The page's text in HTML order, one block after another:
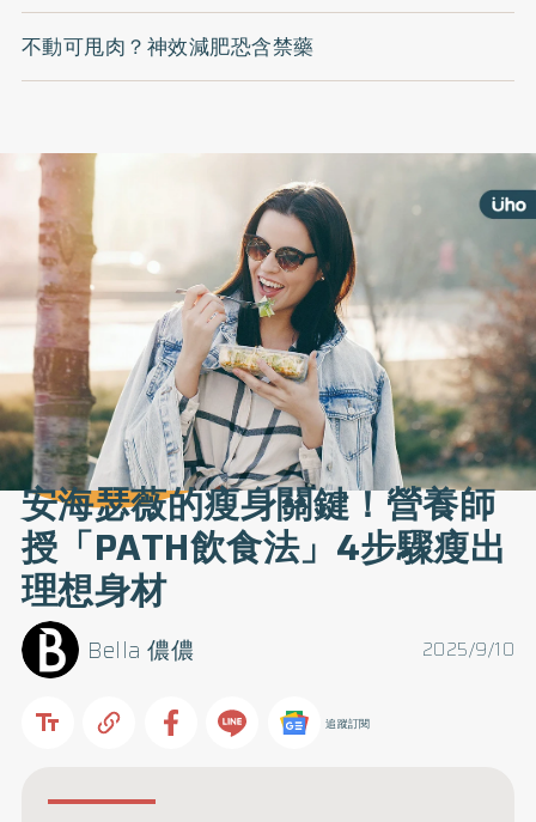
不動可甩肉？神效減肥恐含禁藥
安海瑟薇的瘦身關鍵！營養師
授「PATH飲食法」4步驟瘦出
理想身材
2025/9/10
Bella 儂儂
追蹤訂閱